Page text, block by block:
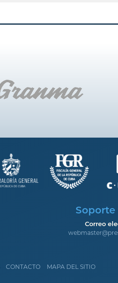
Correo
CONTACTO MAPA DEL SITIO